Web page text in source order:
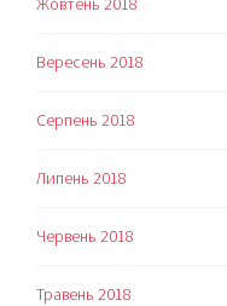
Вересень 2018
Серпень 2018
Липень 2018
Червень 2018
Травень 2018